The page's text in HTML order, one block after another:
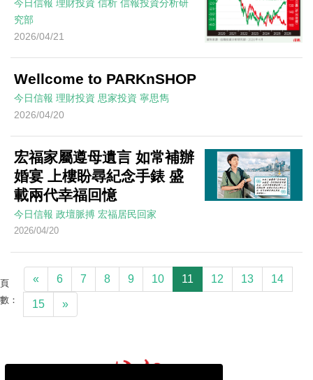
今日信報 理財投資 信析 信報投資分析研
究部
2026/04/21
Wellcome to PARKnSHOP
今日信報 理財投資 思家投資 寧思雋
2026/04/20
宏福家屬遵母遺言 如常補辦
婚宴 上樓盼尋紀念手錶 盛
載兩代幸福回憶
今日信報 政壇脈搏 宏福居民回家
2026/04/20
頁
數：
« 6 7 8 9 10 11 12 13 14
15 »